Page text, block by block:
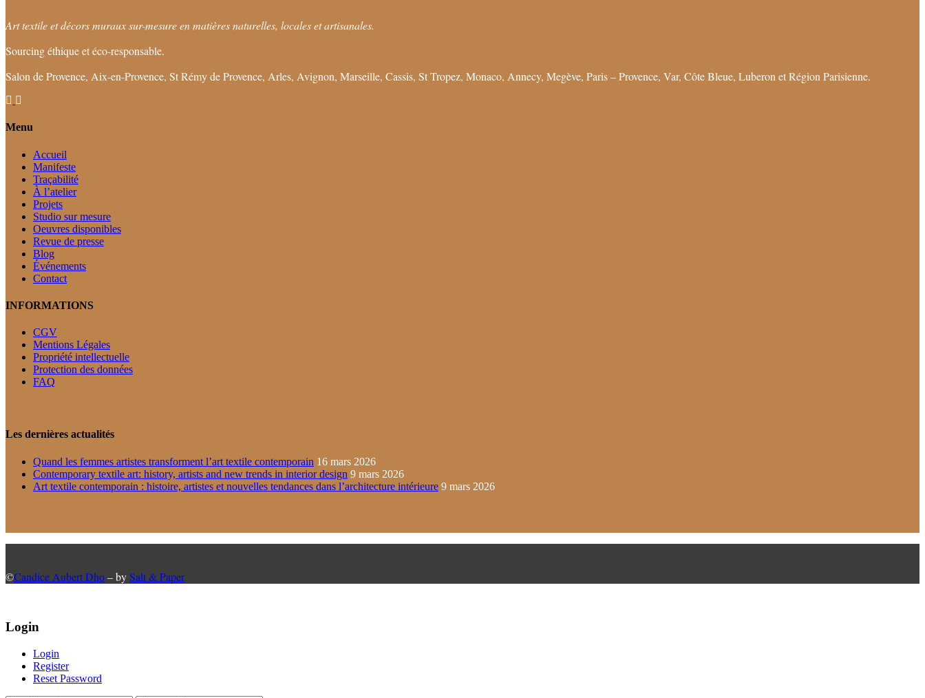
Art textile et décors muraux sur-mesure en matières naturelles, locales et artisanales.
Sourcing éthique et éco-responsable.
Salon de Provence, Aix-en-Provence, St Rémy de Provence, Arles, Avignon, Marseille, Cassis, St Tropez, Monaco, Annecy, Megève, Paris – Provence, Var, Côte Bleue, Luberon et Région Parisienne.
Menu
Accueil
Manifeste
Traçabilité
À l’atelier
Projets
Studio sur mesure
Oeuvres disponibles
Revue de presse
Blog
Événements
Contact
INFORMATIONS
CGV
Mentions Légales
Propriété intellectuelle
Protection des données
FAQ
Les dernières actualités
Quand les femmes artistes transforment l’art textile contemporain 16 mars 2026
Contemporary textile art: history, artists and new trends in interior design 9 mars 2026
Art textile contemporain : histoire, artistes et nouvelles tendances dans l’architecture intérieure 9 mars 2026
©Candice Aubert Dho– bySalt & Paper
Login
Login
Register
Reset Password